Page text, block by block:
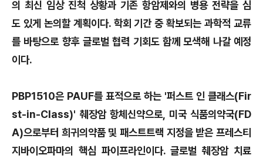
의 최신 임상 진척 상황과 기존 항암제와의 병용 전략을 심
도 있게 논의할 계획이다. 학회 기간 중 확보되는 과학적 교류
를 바탕으로 향후 글로벌 협력 기회도 함께 모색해 나갈 예정
이다.
PBP1510은 PAUF를 표적으로 하는 '퍼스트 인 클래스(Fir
st-in-Class)' 췌장암 항체신약으로, 미국 식품의약국(FD
A)으로부터 희귀의약품 및 패스트트랙 지정을 받은 프레스티
지바이오파마의 핵심 파이프라인이다. 글로벌 췌장암 치료